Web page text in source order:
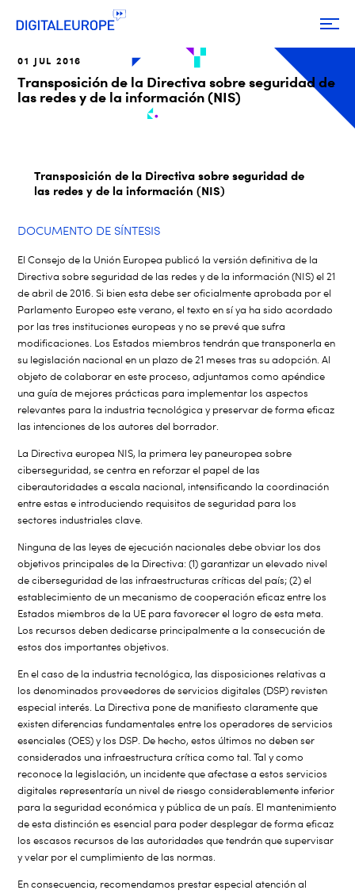
01 JUL 2016
Transposición de la Directiva sobre seguridad de
las redes y de la información (NIS)
Transposición de la Directiva sobre seguridad de
las redes y de la información (NIS)
DOCUMENTO DE SÍNTESIS
El Consejo de la Unión Europea publicó la versión definitiva de la
Directiva sobre seguridad de las redes y de la información (NIS) el 21
de abril de 2016. Si bien esta debe ser oficialmente aprobada por el
Parlamento Europeo este verano, el texto en sí ya ha sido acordado
por las tres instituciones europeas y no se prevé que sufra
modificaciones. Los Estados miembros tendrán que transponerla en
su legislación nacional en un plazo de 21 meses tras su adopción. Al
objeto de colaborar en este proceso, adjuntamos como apéndice
una guía de mejores prácticas para implementar los aspectos
relevantes para la industria tecnológica y preservar de forma eficaz
las intenciones de los autores del borrador.
La Directiva europea NIS, la primera ley paneuropea sobre
ciberseguridad, se centra en reforzar el papel de las
ciberautoridades a escala nacional, intensificando la coordinación
entre estas e introduciendo requisitos de seguridad para los
sectores industriales clave.
Ninguna de las leyes de ejecución nacionales debe obviar los dos
objetivos principales de la Directiva: (1) garantizar un elevado nivel
de ciberseguridad de las infraestructuras críticas del país; (2) el
establecimiento de un mecanismo de cooperación eficaz entre los
Estados miembros de la UE para favorecer el logro de esta meta.
Los recursos deben dedicarse principalmente a la consecución de
estos dos importantes objetivos.
En el caso de la industria tecnológica, las disposiciones relativas a
los denominados proveedores de servicios digitales (DSP) revisten
especial interés. La Directiva pone de manifiesto claramente que
existen diferencias fundamentales entre los operadores de servicios
esenciales (OES) y los DSP. De hecho, estos últimos no deben ser
considerados una infraestructura crítica como tal. Tal y como
reconoce la legislación, un incidente que afectase a estos servicios
digitales representaría un nivel de riesgo considerablemente inferior
para la seguridad económica y pública de un país. El mantenimiento
de esta distinción es esencial para poder desplegar de forma eficaz
los escasos recursos de las autoridades que tendrán que supervisar
y velar por el cumplimiento de las normas.
En consecuencia, recomendamos prestar especial atención al